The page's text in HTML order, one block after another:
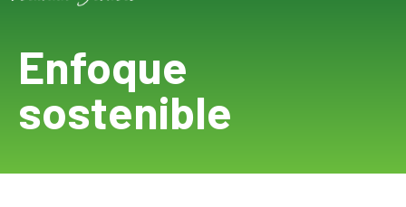
Enfoque
sostenible